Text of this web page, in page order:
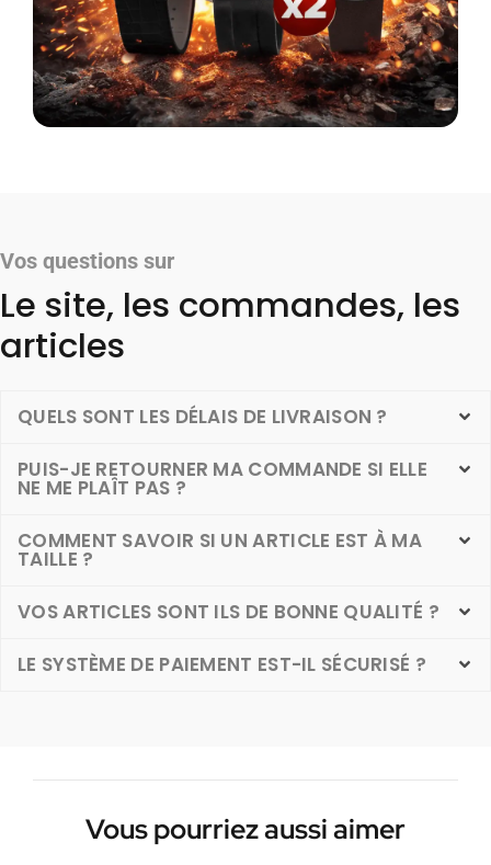
Vos questions sur
Le site, les commandes, les
articles
QUELS SONT LES DÉLAIS DE LIVRAISON ?
PUIS-JE RETOURNER MA COMMANDE SI ELLE
NE ME PLAÎT PAS ?
COMMENT SAVOIR SI UN ARTICLE EST À MA
TAILLE ?
VOS ARTICLES SONT ILS DE BONNE QUALITÉ ?
LE SYSTÈME DE PAIEMENT EST-IL SÉCURISÉ ?
Vous pourriez aussi aimer